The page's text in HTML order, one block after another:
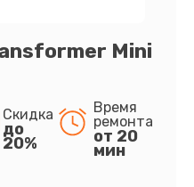
Mini
Скидка
до
20%
Время
ремонта
от 20
мин